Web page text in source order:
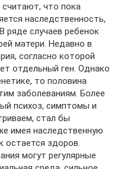
считают, что пока
наследственность,
ряде случаев ребенок
матери. Недавно в
согласно которой
отдельный ген. Однако
то половина
заболеваниям. Более
психоз, симптомы и
стал бы
имея наследственную
остается здоров.
могут регулярные